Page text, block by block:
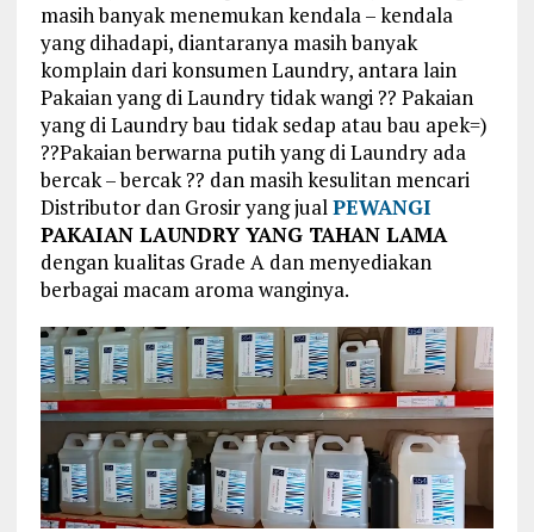
masih banyak menemukan kendala – kendala
yang dihadapi, diantaranya masih banyak
komplain dari konsumen Laundry, antara lain
Pakaian yang di Laundry tidak wangi ?? Pakaian
yang di Laundry bau tidak sedap atau bau apek=)
??Pakaian berwarna putih yang di Laundry ada
bercak – bercak ?? dan masih kesulitan mencari
Distributor dan Grosir yang jualPEWANGI
PAKAIAN LAUNDRY YANG TAHAN LAMA
dengan kualitas Grade A dan menyediakan
berbagai macam aroma wanginya.